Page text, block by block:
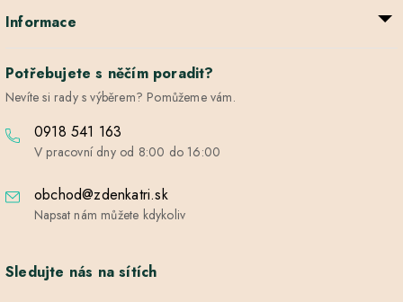
Informace
Potřebujete s něčím poradit?
Nevíte si rady s výběrem? Pomůžeme vám.
0918 541 163
V pracovní dny od 8:00 do 16:00
obchod@zdenkatri.sk
Napsat nám můžete kdykoliv
Sledujte nás na sítích